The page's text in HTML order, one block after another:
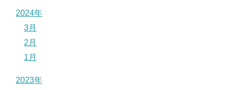
2024年
3月
2月
1月
2023年